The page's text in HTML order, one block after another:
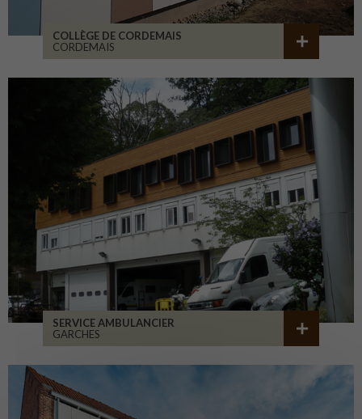
COLLÈGE DE CORDEMAIS
CORDEMAIS
SERVICE AMBULANCIER
GARCHES